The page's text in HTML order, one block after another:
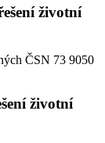
životní
ČSN 73 9050
životní